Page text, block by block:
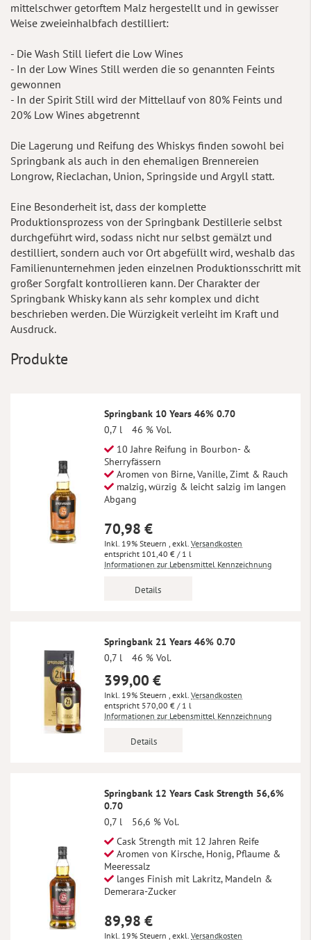
mittelschwer getorftem Malz hergestellt und in gewisser
Weise zweieinhalbfach destilliert:
- Die Wash Still liefert die Low Wines
- In der Low Wines Still werden die so genannten Feints
gewonnen
- In der Spirit Still wird der Mittellauf von 80% Feints und
20% Low Wines abgetrennt
Die Lagerung und Reifung des Whiskys finden sowohl bei
Springbank als auch in den ehemaligen Brennereien
Longrow, Rieclachan, Union, Springside und Argyll statt.
Eine Besonderheit ist, dass der komplette
Produktionsprozess von der Springbank Destillerie selbst
durchgeführt wird, sodass nicht nur selbst gemälzt und
destilliert, sondern auch vor Ort abgefüllt wird, weshalb das
Familienunternehmen jeden einzelnen Produktionsschritt mit
großer Sorgfalt kontrollieren kann. Der Charakter der
Springbank Whisky kann als sehr komplex und dicht
beschrieben werden. Die Würzigkeit verleiht im Kraft und
Ausdruck.
Produkte
Springbank 10 Years 46% 0.70
0,7 l
46 % Vol.
10 Jahre Reifung in Bourbon- &
Sherryfässern
Aromen von Birne, Vanille, Zimt & Rauch
malzig, würzig & leicht salzig im langen
Abgang
70,98 €
Inkl. 19% Steuern exkl. Versandkosten
101,40 € / 1 l
Informationen zur Lebensmittel Kennzeichnung
Details
Springbank 21 Years 46% 0.70
0,7 l
46 % Vol.
399,00 €
Inkl. 19% Steuern exkl. Versandkosten
570,00 € / 1 l
Informationen zur Lebensmittel Kennzeichnung
Details
Springbank 12 Years Cask Strength 56,6%
0.70
0,7 l
56,6 % Vol.
Cask Strength mit 12 Jahren Reife
Aromen von Kirsche, Honig, Pflaume &
Meeressalz
langes Finish mit Lakritz, Mandeln &
Demerara-Zucker
89,98 €
Inkl. 19% Steuern exkl. Versandkosten